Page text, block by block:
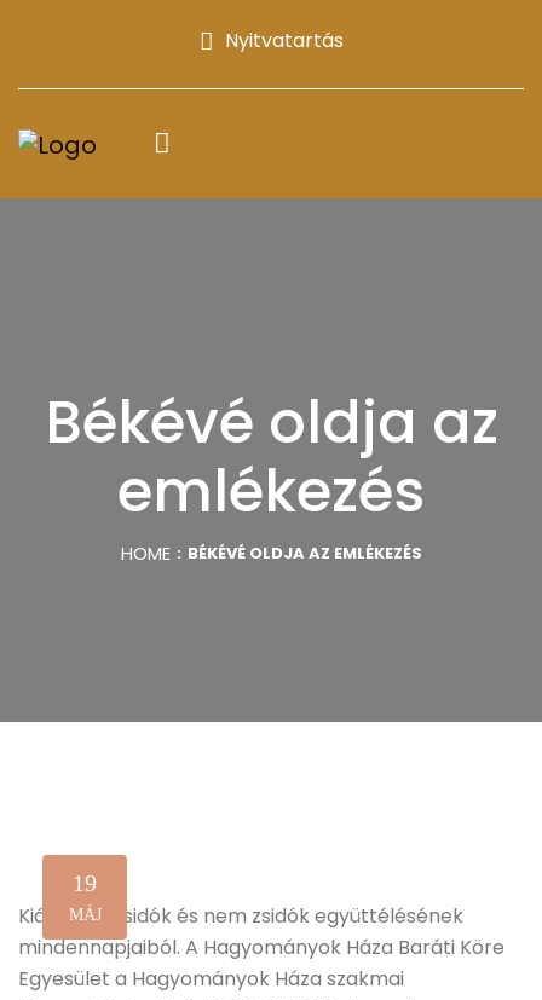
Nyitvatartás
Békévé oldja az
emlékezés
HOME BÉKÉVÉ OLDJA AZ EMLÉKEZÉS
19
MÁJ
Kiállítás a zsidók és nem zsidók együttélésének
mindennapjaiból. A Hagyományok Háza Baráti Köre
Egyesület a Hagyományok Háza szakmai